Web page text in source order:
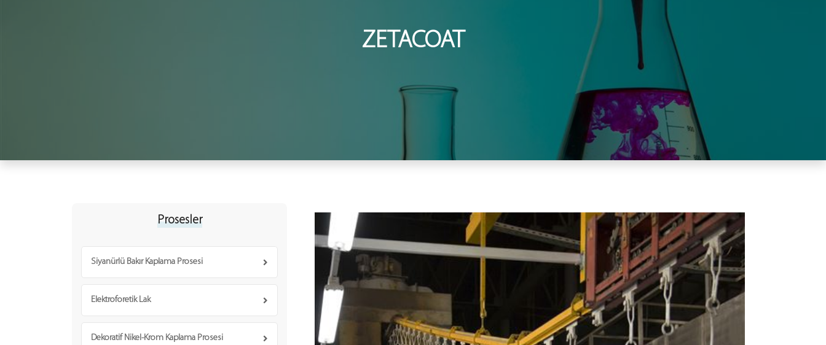
ZETACOAT
Prosesler
Siyanürlü Bakır Kaplama Prosesi
Elektroforetik Lak
Dekoratif Nikel-Krom Kaplama Prosesi